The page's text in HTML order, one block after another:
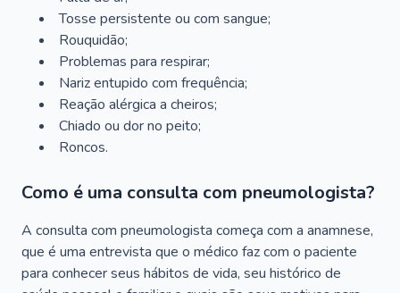
Tosse persistente ou com sangue;
Rouquidão;
Problemas para respirar;
Nariz entupido com frequência;
Reação alérgica a cheiros;
Chiado ou dor no peito;
Roncos.
Como é uma consulta com pneumologista?
A consulta com pneumologista começa com a anamnese,
que é uma entrevista que o médico faz com o paciente
para conhecer seus hábitos de vida, seu histórico de